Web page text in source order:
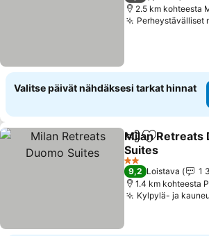
2.5 km kohteesta
Perheystävälliset
Valitse päivät nähdäksesi tarkat hinnat
Jaa Lisää
Milan Retreats
Suites
2 Tähtiluokitus
9,2 Loistava
1
1.4 km kohteesta
Kylpylä- ja